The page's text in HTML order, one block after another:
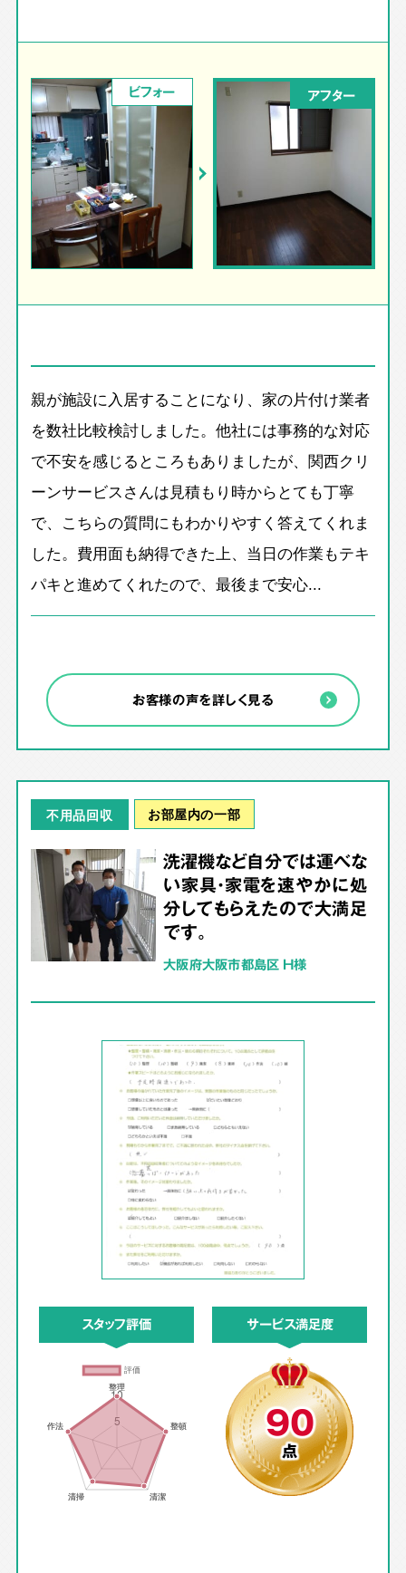
ビフォー アフター
親が施設に入居することになり、家の片付け業者
を数社比較検討しました。他社には事務的な対応
で不安を感じるところもありましたが、関西クリ
ーンサービスさんは見積もり時からとても丁寧
で、こちらの質問にもわかりやすく答えてくれま
した。費用面も納得できた上、当日の作業もテキ
パキと進めてくれたので、最後まで安心...
お客様の声を詳しく見る
不用品回収 お部屋内の一部
洗濯機など自分では運べな
い家具・家電を速やかに処
分してもらえたので大満足
です。
大阪府大阪市都島区 H様
スタッフ評価 サービス満足度
90
点